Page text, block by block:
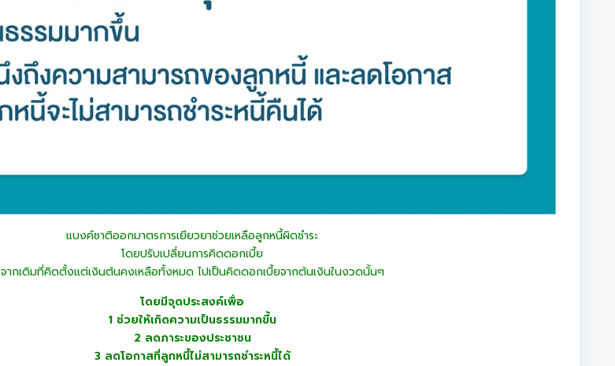
แบงค์ชาติออกมาตรการเยียวยาช่วยเหลือลูกหนี้ผิดชำระ
โดยปรับเปลี่ยนการคิดดอกเบี้ย
จากเดิมที่คิดตั้งแต่เงินต้นคงเหลือทั้งหมด ไปเป็นคิดดอกเบี้ยจากต้นเงินในงวดนั้นๆ
โดยมีจุดประสงค์เพื่อ
1 ช่วยให้เกิดความเป็นธรรมมากขึ้น
2 ลดภาระของประชาชน
3 ลดโอกาสที่ลูกหนี้ไม่สามารถชำระหนี้ได้